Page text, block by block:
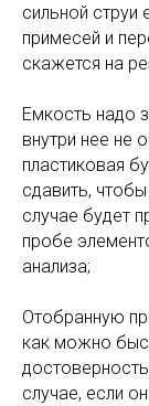
сильной струи
примесей и
скажется на
Емкость надо
внутри нее не
пластиковая
сдавить,
случае будет
пробе
анализа;
Отобранную
как можно
случае, если